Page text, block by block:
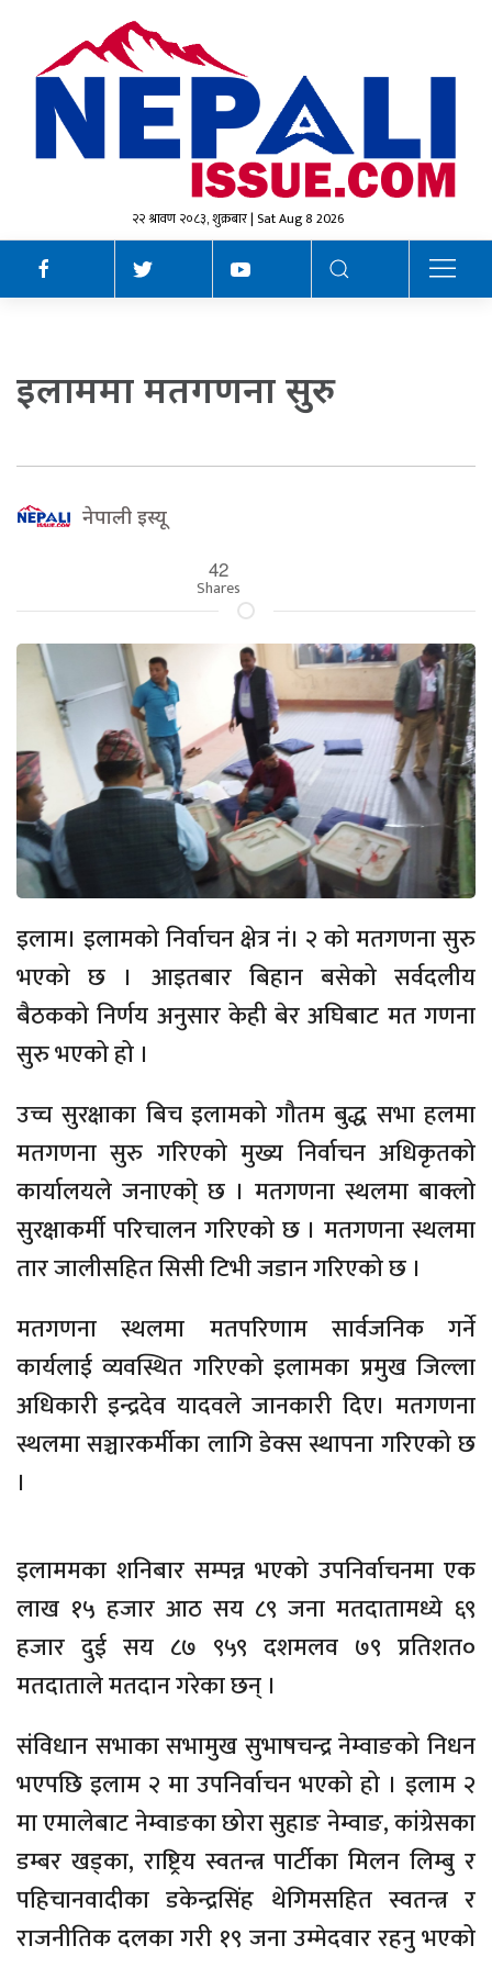
२२ श्रावण २०८३, शुक्रबार | Sat Aug 8 2026
इलाममा मतगणना सुरु
नेपाली इस्यू
42
Shares
इलाम। इलामको निर्वाचन क्षेत्र नं। २ को मतगणना सुरु
भएको छ । आइतबार बिहान बसेको सर्वदलीय
बैठकको निर्णय अनुसार केही बेर अघिबाट मत गणना
सुरु भएको हो ।
उच्च सुरक्षाका बिच इलामको गौतम बुद्ध सभा हलमा
मतगणना सुरु गरिएको मुख्य निर्वाचन अधिकृतको
कार्यालयले जनाएका्े छ । मतगणना स्थलमा बाक्लो
सुरक्षाकर्मी परिचालन गरिएको छ । मतगणना स्थलमा
तार जालीसहित सिसी टिभी जडान गरिएको छ ।
मतगणना स्थलमा मतपरिणाम सार्वजनिक गर्ने
कार्यलाई व्यवस्थित गरिएको इलामका प्रमुख जिल्ला
अधिकारी इन्द्रदेव यादवले जानकारी दिए। मतगणना
स्थलमा सञ्चारकर्मीका लागि डेक्स स्थापना गरिएको छ
।
इलाममका शनिबार सम्पन्न भएको उपनिर्वाचनमा एक
लाख १५ हजार आठ सय ८९ जना मतदातामध्ये ६९
हजार दुई सय ८७ ९५९ दशमलव ७९ प्रतिशत०
मतदाताले मतदान गरेका छन् ।
संविधान सभाका सभामुख सुभाषचन्द्र नेम्वाङको निधन
भएपछि इलाम २ मा उपनिर्वाचन भएको हो । इलाम २
मा एमालेबाट नेम्वाङका छोरा सुहाङ नेम्वाङ, कांग्रेसका
डम्बर खड्का, राष्ट्रिय स्वतन्त्र पार्टीका मिलन लिम्बु र
पहिचानवादीका डकेन्द्रसिंह थेगिमसहित स्वतन्त्र र
राजनीतिक दलका गरी १९ जना उम्मेदवार रहनु भएको